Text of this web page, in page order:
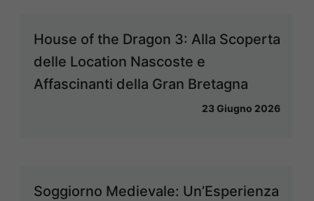
House of the Dragon 3: Alla Scoperta
delle Location Nascoste e
Affascinanti della Gran Bretagna
23 Giugno 2026
Soggiorno Medievale: Un’Esperienza